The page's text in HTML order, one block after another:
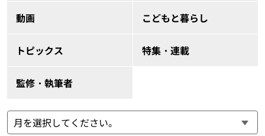
動画 こどもと暮らし
トピックス 特集・連載
監修・執筆者